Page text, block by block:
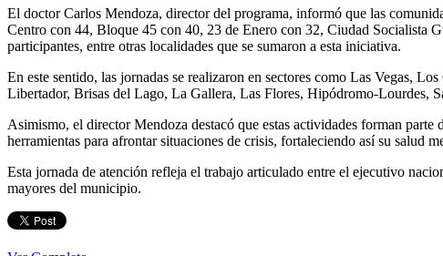
El doctor Carlos Mendoza, director del programa, informó que las
Centro con 44, Bloque 45 con 40, 23 de Enero con 32, Ciudad Socialista
participantes, entre otras localidades que se sumaron a esta iniciativa.
En este sentido, las jornadas se realizaron en sectores como Las Vegas,
Libertador, Brisas del Lago, La Gallera, Las Flores, Hipódromo-Lourdes,
Asimismo, el director Mendoza destacó que estas actividades forman
herramientas para afrontar situaciones de crisis, fortaleciendo así su salud
Esta jornada de atención refleja el trabajo articulado entre el ejecutivo
mayores del municipio.